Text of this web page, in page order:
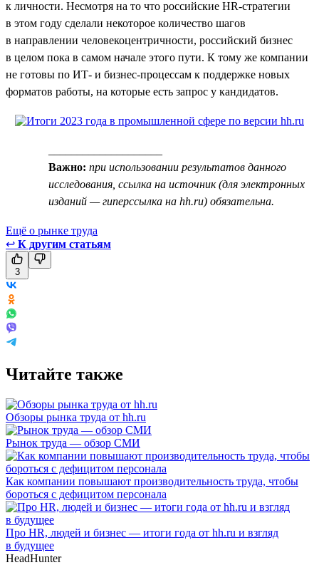
к личности. Несмотря на то что российские HR-стратегии
в этом году сделали некоторое количество шагов
в направлении человекоцентричности, российский бизнес
в целом пока в самом начале этого пути. К тому же компании
не готовы по ИТ- и бизнес-процессам к поддержке новых
форматов работы, на которые есть запрос у кандидатов.
Важно: при использовании результатов данного
исследования, ссылка на источник (для электронных
изданий — гиперссылка на hh.ru) обязательна.
Ещё о рынке труда
↩ К другим статьям
3
Читайте также
Обзоры рынка труда от hh.ru
Рынок труда — обзор СМИ
Как компании повышают производительность труда, чтобы
бороться с дефицитом персонала
Про HR, людей и бизнес — итоги года от hh.ru и взгляд
в будущее
HeadHunter